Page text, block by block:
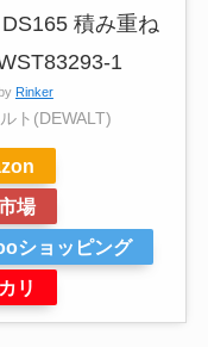
積み重ね
1
Rinker
ト(DEWALT)
場
ショッピング
リ